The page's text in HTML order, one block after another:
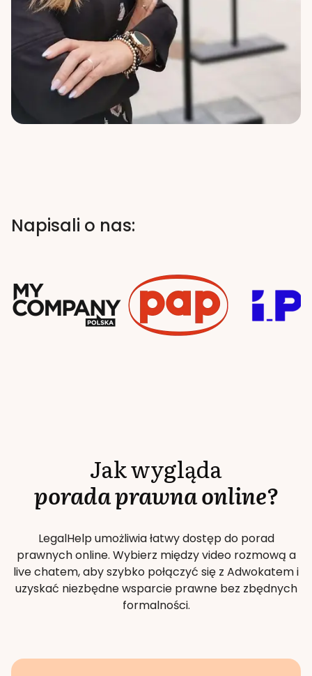
Napisali o nas:
Jak wygląda
porada prawna online?
LegalHelp umożliwia łatwy dostęp do porad
prawnych online. Wybierz między video rozmową a
live chatem, aby szybko połączyć się z Adwokatem i
uzyskać niezbędne wsparcie prawne bez zbędnych
formalności.